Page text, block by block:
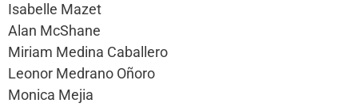
Isabelle Mazet
Alan McShane
Miriam Medina Caballero
Leonor Medrano Oñoro
Monica Mejia